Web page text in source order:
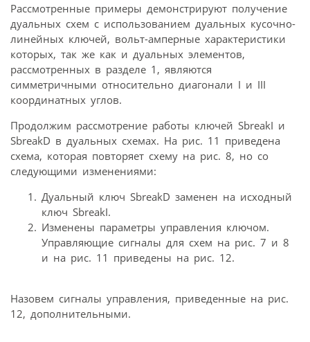
Рассмотренные примеры демонстрируют получение
дуальных схем с использованием дуальных кусочно-
линейных ключей, вольт-амперные характеристики
которых, так же как и дуальных элементов,
рассмотренных в разделе 1, являются
симметричными относительно диагонали I и III
координатных углов.
Продолжим рассмотрение работы ключей SbreakI и
SbreakD в дуальных схемах. На рис. 11 приведена
схема, которая повторяет схему на рис. 8, но со
следующими изменениями:
Дуальный ключ SbreakD заменен на исходный
ключ SbreakI.
Изменены параметры управления ключом.
Управляющие сигналы для схем на рис. 7 и 8
и на рис. 11 приведены на рис. 12.
Назовем сигналы управления, приведенные на рис.
12, дополнительными.